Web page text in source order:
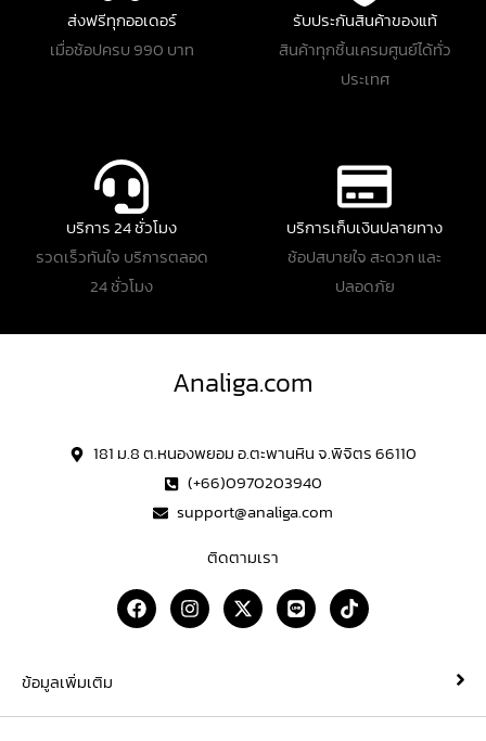
ส่งฟรีทุกออเดอร์
เมื่อช้อปครบ 990 บาท
รับประกันสินค้าของแท้
สินค้าทุกชิ้นเครมศูนย์ได้ทั่ว
ประเทศ
บริการ 24 ชั่วโมง
รวดเร็วทันใจ บริการตลอด
24 ชั่วโมง
บริการเก็บเงินปลายทาง
ช้อปสบายใจ สะดวก และ
ปลอดภัย
Analiga.com
181 ม.8 ต.หนองพยอม อ.ตะพานหิน จ.พิจิตร 66110
(+66)0970203940
support@analiga.com
ติดตามเรา
F
a
c
o
I
n
s
r
X
-
t
t
L
i
n
T
i
k
ข้อมูลเพิ่มเติม